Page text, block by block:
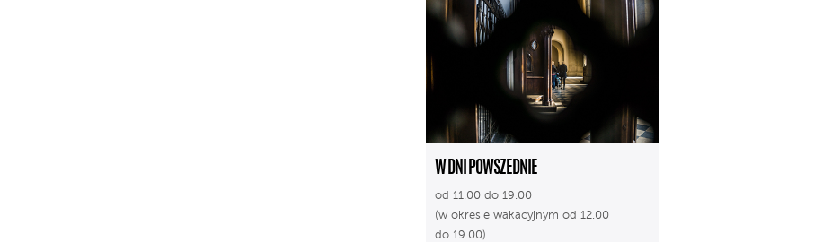
W DNI POWSZEDNIE
od 11.00 do 19.00
(w okresie wakacyjnym od 12.00
do 19.00)